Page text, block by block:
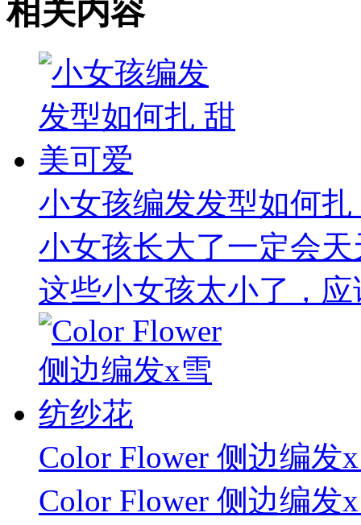
相关内容
小女孩编发发型如何
小女孩长大了一定会
这些小女孩太小了，
Color Flower 侧边编发
Color Flower 侧边编